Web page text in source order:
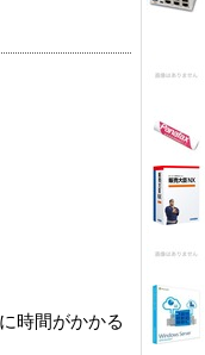
時間がかかる